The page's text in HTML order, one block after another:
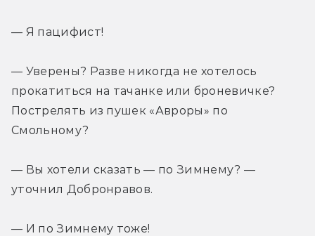
— Я пацифист!
— Уверены? Разве никогда не хотелось
прокатиться на тачанке или броневичке?
Пострелять из пушек «Авроры» по
Смольному?
— Вы хотели сказать — по Зимнему? —
уточнил Добронравов.
— И по Зимнему тоже!